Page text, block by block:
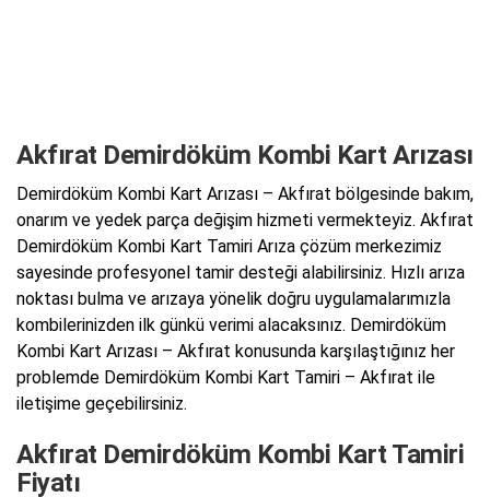
Akfırat Demirdöküm Kombi Kart Arızası
Demirdöküm Kombi Kart Arızası – Akfırat bölgesinde bakım,
onarım ve yedek parça değişim hizmeti vermekteyiz. Akfırat
Demirdöküm Kombi Kart Tamiri Arıza çözüm merkezimiz
sayesinde profesyonel tamir desteği alabilirsiniz. Hızlı arıza
noktası bulma ve arızaya yönelik doğru uygulamalarımızla
kombilerinizden ilk günkü verimi alacaksınız. Demirdöküm
Kombi Kart Arızası – Akfırat konusunda karşılaştığınız her
problemde Demirdöküm Kombi Kart Tamiri – Akfırat ile
iletişime geçebilirsiniz.
Akfırat Demirdöküm Kombi Kart Tamiri
Fiyatı